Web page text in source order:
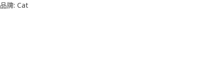
品牌: Cat